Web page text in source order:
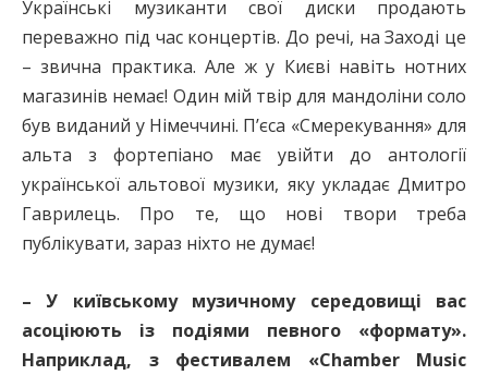
Українські музиканти свої диски продають
переважно під час концертів. До речі, на Заході це
– звична практика. Але ж у Києві навіть нотних
магазинів немає! Один мій твір для мандоліни соло
був виданий у Німеччині. П’єса «Смерекування» для
альта з фортепіано має увійти до антології
української альтової музики, яку укладає Дмитро
Гаврилець. Про те, що нові твори треба
публікувати, зараз ніхто не думає!
– У київському музичному середовищі вас
асоціюють із подіями певного «формату».
Наприклад, з фестивалем «Chamber Music